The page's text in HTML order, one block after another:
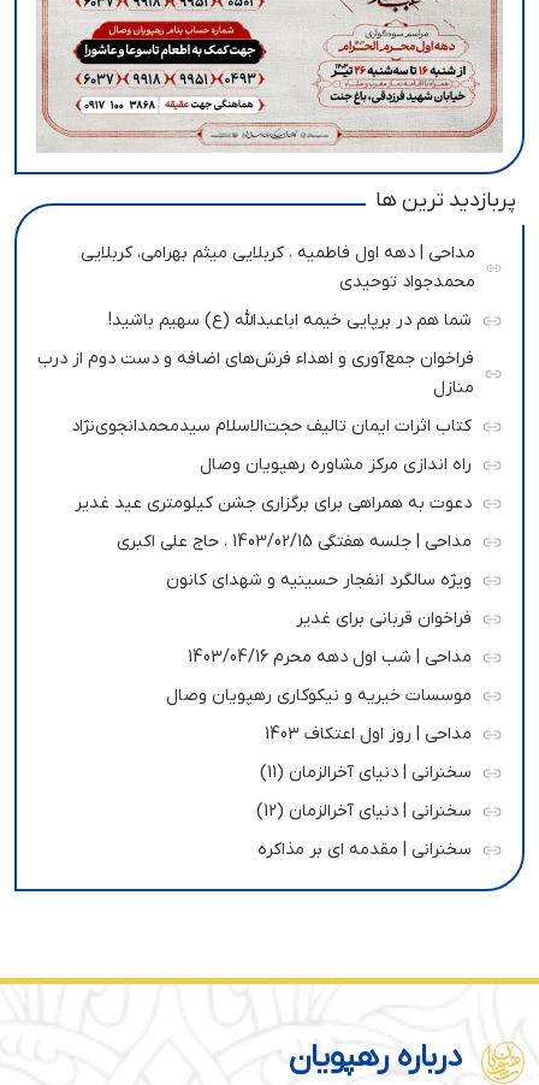
پربازدید ترین ها
مداحی | دهه اول فاطمیه ، کربلایی میثم بهرامی، کربلایی
محمدجواد توحیدی
شما هم در برپایی خیمه اباعبدالله (ع) سهیم باشید!
فراخوان جمع‌آوری و اهداء فرش‌های اضافه و دست دوم از درب
منازل
کتاب اثرات ایمان تالیف حجت‌الاسلام سیدمحمدانجوی‌نژاد
راه اندازی مرکز مشاوره رهپویان وصال
دعوت به همراهی برای برگزاری جشن کیلومتری عید غدیر
مداحی | جلسه هفتگی 1403/02/15 ، حاج علی اکبری
ویژه سالگرد انفجار حسینیه و شهدای کانون
فراخوان قربانی برای غدیر
مداحی | شب اول دهه محرم 1403/04/16
موسسات خیریه و نیکوکاری رهپویان وصال
مداحی | روز اول اعتکاف 1403
سخنرانی | دنیای آخرالزمان (11)
سخنرانی | دنیای آخرالزمان (12)
سخنرانی | مقدمه ای بر مذاکره
درباره رهپویان